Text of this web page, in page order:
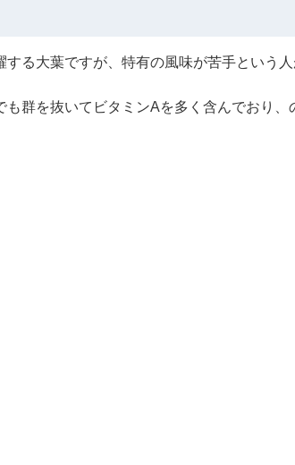
る大葉ですが、特有の風味が苦手という人
も群を抜いてビタミンAを多く含んでおり